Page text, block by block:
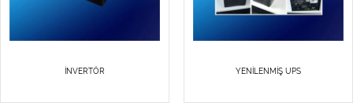
İNVERTÖR YENİLENMİŞ UPS